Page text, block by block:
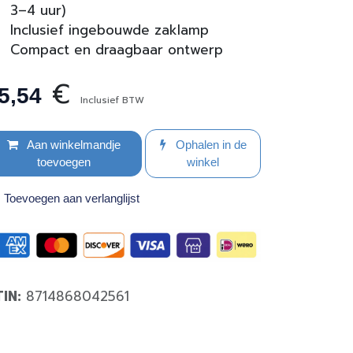
3–4 uur)
Inclusief ingebouwde zaklamp
Compact en draagbaar ontwerp
€ Inclusief BTW
Aan winkelmandje
toevoegen
Ophalen in de
winkel
Toevoegen aan verlanglijst
8714868042561